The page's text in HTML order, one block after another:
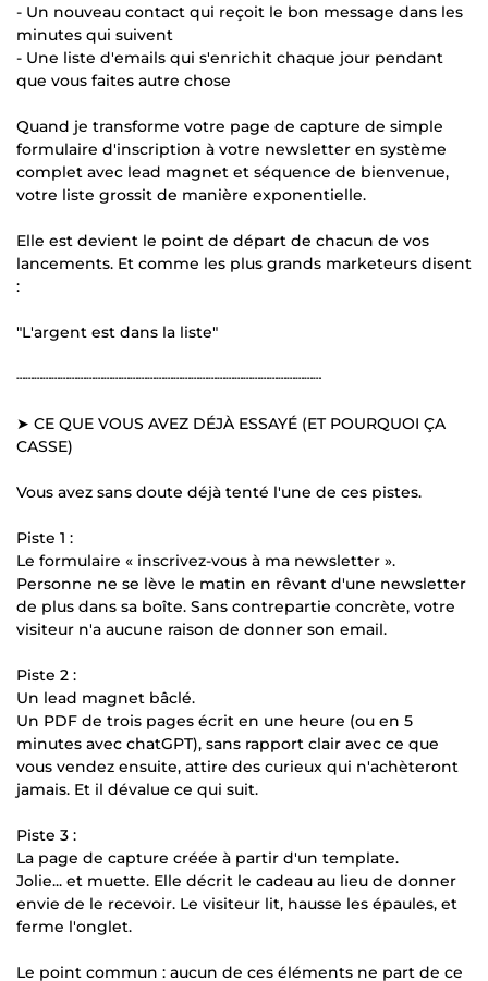
- Un nouveau contact qui reçoit le bon message dans les
minutes qui suivent
- Une liste d'emails qui s'enrichit chaque jour pendant
que vous faites autre chose
Quand je transforme votre page de capture de simple
formulaire d'inscription à votre newsletter en système
complet avec lead magnet et séquence de bienvenue,
votre liste grossit de manière exponentielle.
Elle est devient le point de départ de chacun de vos
lancements. Et comme les plus grands marketeurs disent
:
"L'argent est dans la liste"
┄┄┄┄┄┄┄┄┄┄┄┄┄┄┄┄┄┄┄┄┄┄┄┄┄┄┄┄┄┄┄┄┄┄┄
➤ CE QUE VOUS AVEZ DÉJÀ ESSAYÉ (ET POURQUOI ÇA
CASSE)
Vous avez sans doute déjà tenté l'une de ces pistes.
Piste 1 :
Le formulaire « inscrivez-vous à ma newsletter ».
Personne ne se lève le matin en rêvant d'une newsletter
de plus dans sa boîte. Sans contrepartie concrète, votre
visiteur n'a aucune raison de donner son email.
Piste 2 :
Un lead magnet bâclé.
Un PDF de trois pages écrit en une heure (ou en 5
minutes avec chatGPT), sans rapport clair avec ce que
vous vendez ensuite, attire des curieux qui n'achèteront
jamais. Et il dévalue ce qui suit.
Piste 3 :
La page de capture créée à partir d'un template.
Jolie... et muette. Elle décrit le cadeau au lieu de donner
envie de le recevoir. Le visiteur lit, hausse les épaules, et
ferme l'onglet.
Le point commun : aucun de ces éléments ne part de ce